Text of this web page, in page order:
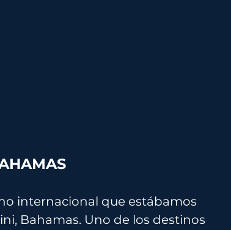
internacional que estábamos
Bahamas. Uno de los destinos